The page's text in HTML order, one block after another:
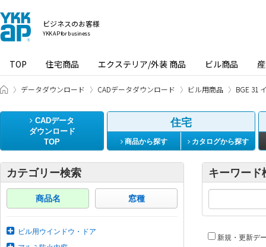
ビジネスのお客様
YKK AP for business
TOP 住宅商品 エクステリア/外装 商品 ビル商品
ビジネスのお客様 HOME
データダウンロード CADデータダウンロード ビル用商品 BGE 31
CADデータ
ダウンロード
TOP
住宅
商品から探す カタログから探す
カテゴリー検索
商品名 窓種
ビル用ウインドウ・ドア
キーワード
新規・更新デ